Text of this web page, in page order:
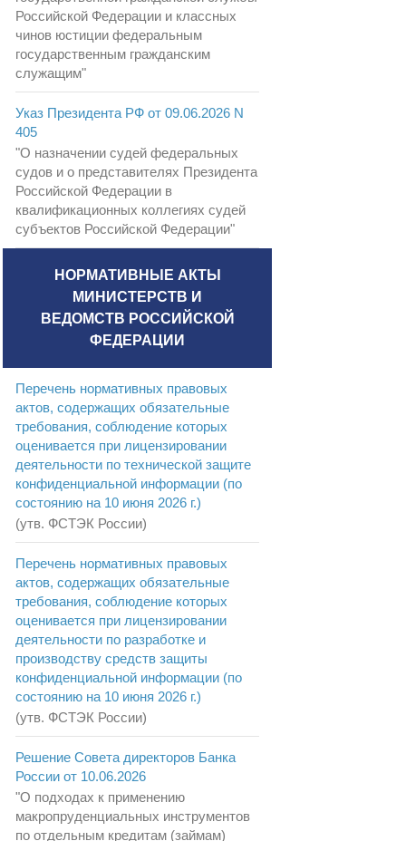
Российской Федерации и классных
чинов юстиции федеральным
государственным гражданским
служащим"
Указ Президента РФ от 09.06.2026 N
405
"О назначении судей федеральных
судов и о представителях Президента
Российской Федерации в
квалификационных коллегиях судей
субъектов Российской Федерации"
НОРМАТИВНЫЕ АКТЫ
МИНИСТЕРСТВ И
ВЕДОМСТВ РОССИЙСКОЙ
ФЕДЕРАЦИИ
Перечень нормативных правовых
актов, содержащих обязательные
требования, соблюдение которых
оценивается при лицензировании
деятельности по технической защите
конфиденциальной информации (по
состоянию на 10 июня 2026 г.)
(утв. ФСТЭК России)
Перечень нормативных правовых
актов, содержащих обязательные
требования, соблюдение которых
оценивается при лицензировании
деятельности по разработке и
производству средств защиты
конфиденциальной информации (по
состоянию на 10 июня 2026 г.)
(утв. ФСТЭК России)
Решение Совета директоров Банка
России от 10.06.2026
"О подходах к применению
макропруденциальных инструментов
по отдельным кредитам (займам)